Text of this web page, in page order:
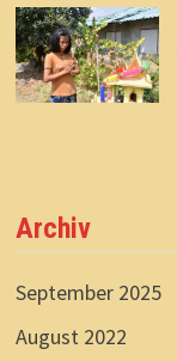
Archiv
September 2025
August 2022